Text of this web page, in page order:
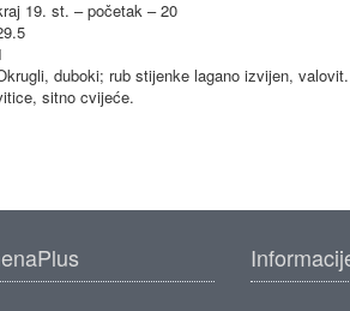
19. st. – početak – 20
duboki; rub stijenke lagano izvijen,
sitno cvijeće.